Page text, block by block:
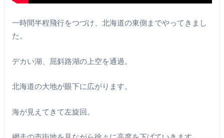
一時間半程飛行をつづけ、北海道の東側までやってきまし
た。
デカい湖、屈斜路湖の上空を通過。
北海道の大地が眼下に広がります。
海が見えてきて左旋回。